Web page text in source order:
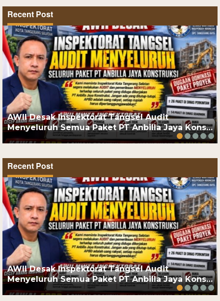
Recent Post
AWII Desak Inspektorat Tangsel Audit
Menyeluruh Semua Paket PT Anbilla Jaya Kons…
Recent Post
AWII Desak Inspektorat Tangsel Audit
Menyeluruh Semua Paket PT Anbilla Jaya Kons…